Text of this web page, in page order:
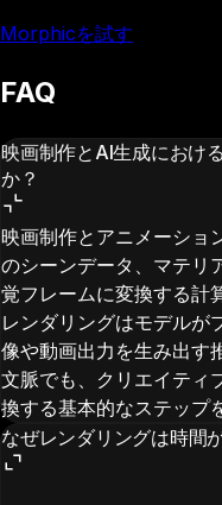
Morphicを試す
FAQ
映画制作とAI生成におけ
か？
映画制作とアニメーショ
のシーンデータ、マテリ
覚フレームに変換する計
レンダリングはモデルが
像や動画出力を生み出す
文脈でも、クリエイティ
換する基本的なステップ
なぜレンダリングは時間